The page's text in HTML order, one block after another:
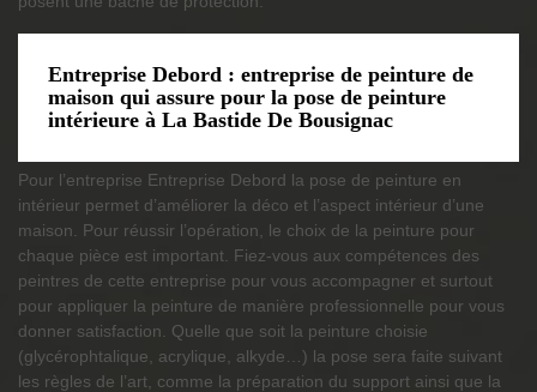
Entreprise Debord : entreprise de peinture de
maison qui assure pour la pose de peinture
intérieure à La Bastide De Bousignac
Pour l’entreprise Entreprise Debord la pose de peinture en
intérieur permet d’améliorer la déco et l’aspect intérieur d’une
maison. Pour réussir l’opération, le choix de la peinture pour
chaque pièce est important. Fiez-vous aux compétences des
peintres de cette entreprise pour vous accompagner et surtout
pour appliquer la peinture de manière professionnelle pour vous
donner satisfaction. Quelle que soit la peinture choisie
(glycérophtalique, acrylique, alkyde…) la pose sera faite suivant
les règles de l’art, comme la préparation du support ainsi que la